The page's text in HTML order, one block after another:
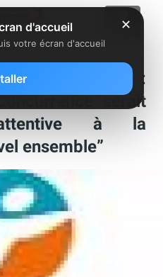
Télécom :
serait
attentive à la
ensemble”
✕
d'accueil
votre écran d'accueil